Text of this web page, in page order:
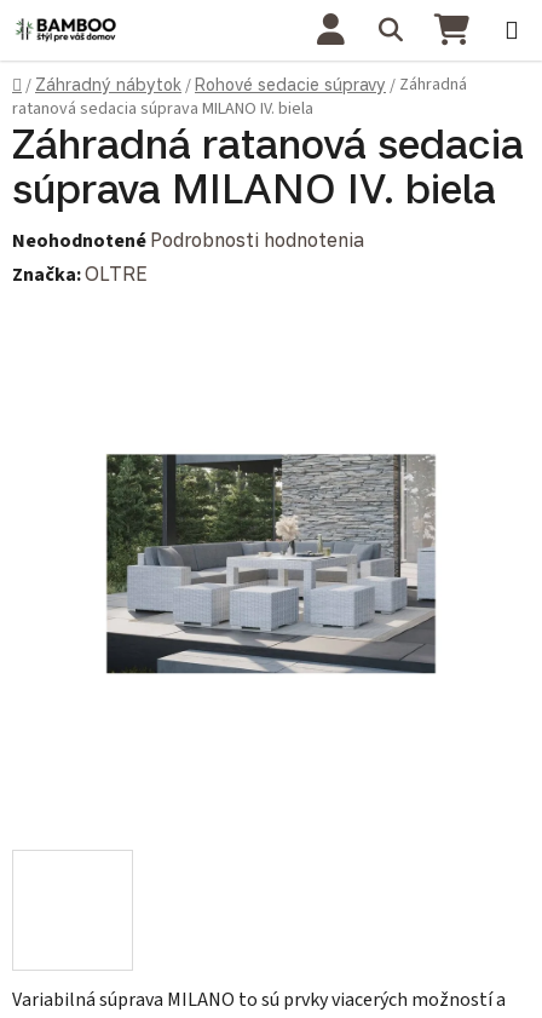
Prejsť na obsah Hľadať
Domov
/ Záhradný nábytok /Rohové sedacie súpravy / Záhradná
ratanová sedacia súprava MILANO IV. biela
Variabilná súprava MILANO to sú prvky viacerých možností a
Záhradná ratanová sedacia
súprava MILANO IV. biela
Priemerné hodnotenie produktu je 0,0 z 5 hviezdičiek.
Neohodnotené Podrobnosti hodnotenia
Značka:OLTRE